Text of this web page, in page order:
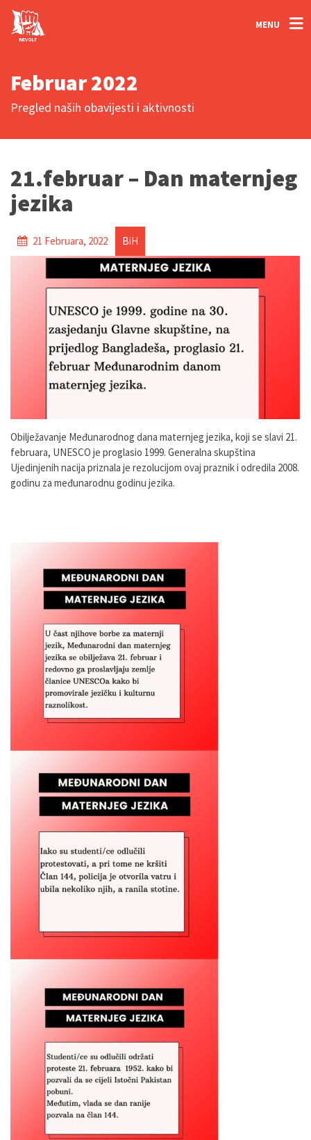
MENU
Februar 2022
Pregled naših obavijesti i aktivnosti
21.februar – Dan maternjeg
jezika
21 Februara, 2022 BiH
Obilježavanje Međunarodnog dana maternjeg jezika, koji se slavi 21.
februara, UNESCO je proglasio 1999. Generalna skupština
Ujedinjenih nacija priznala je rezolucijom ovaj praznik i odredila 2008.
godinu za međunarodnu godinu jezika.